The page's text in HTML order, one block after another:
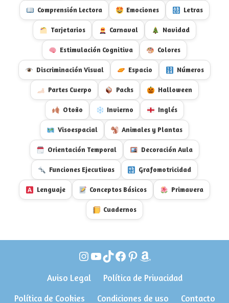
Comprensión Lectora Emociones Letras
Tarjetarios Carnaval Navidad
Estimulación Cognitiva Colores
Discriminación Visual Espacio Números
Partes Cuerpo Packs Halloween
Otoño Invierno Inglés
Visoespacial Animales y Plantas
Orientación Temporal Decoración Aula
Funciones Ejecutivas Grafomotricidad
Lenguaje Conceptos Básicos Primavera
Cuadernos
Instagram
YouTube
TikTok
Facebook
Pinterest
Amazon
Aviso Legal
Política de Privacidad
Política de Cookies
Condiciones de uso Contacto